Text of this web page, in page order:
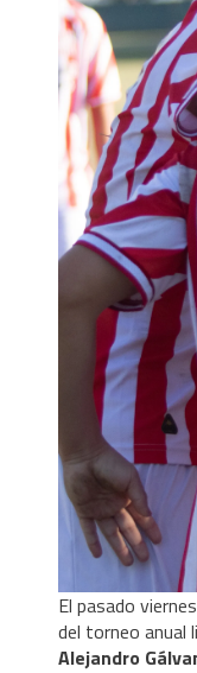
El pasado
del torneo anual
Alejandro